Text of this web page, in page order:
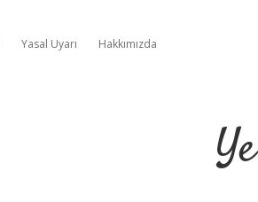
Yasal Uyarı Hakkımızda